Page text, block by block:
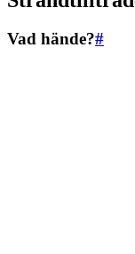
Vad hände?#